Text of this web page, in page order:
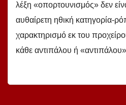
λέξη «οπορτουνισμός» δεν
αυθαίρετη ηθική κατηγορία-
χαρακτηρισμό εκ του
κάθε αντιπάλου ή